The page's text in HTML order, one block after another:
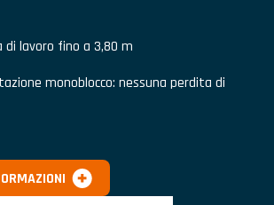
di lavoro fino a 3,80 m
monoblocco: nessuna perdita di